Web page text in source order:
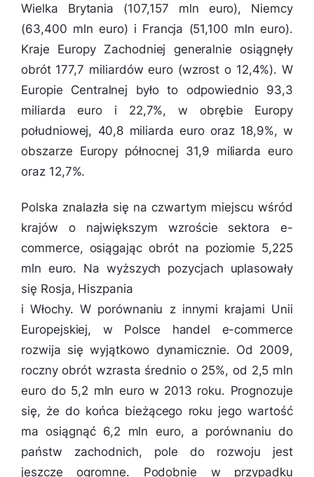
Wielka Brytania (107,157 mln euro), Niemcy
(63,400 mln euro) i Francja (51,100 mln euro).
Kraje Europy Zachodniej generalnie osiągnęły
obrót 177,7 miliardów euro (wzrost o 12,4%). W
Europie Centralnej było to odpowiednio 93,3
miliarda euro i 22,7%, w obrębie Europy
południowej, 40,8 miliarda euro oraz 18,9%, w
obszarze Europy północnej 31,9 miliarda euro
oraz 12,7%.
Polska znalazła się na czwartym miejscu wśród
krajów o największym wzroście sektora e-
commerce, osiągając obrót na poziomie 5,225
mln euro. Na wyższych pozycjach uplasowały
się Rosja, Hiszpania
i Włochy. W porównaniu z innymi krajami Unii
Europejskiej, w Polsce handel e-commerce
rozwija się wyjątkowo dynamicznie. Od 2009,
roczny obrót wzrasta średnio o 25%, od 2,5 mln
euro do 5,2 mln euro w 2013 roku. Prognozuje
się, że do końca bieżącego roku jego wartość
ma osiągnąć 6,2 mln euro, a porównaniu do
państw zachodnich, pole do rozwoju jest
jeszcze ogromne. Podobnie w przypadku